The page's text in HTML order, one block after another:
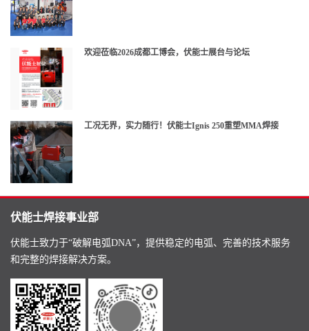
欢迎莅临2026成都工博会，伏能士展台与论坛
工况无界，实力随行！伏能士Ignis 250重塑MMA焊接
伏能士焊接事业部
伏能士致力于“破解电弧DNA”，提供稳定的电弧、完善的技术服务
和完整的焊接解决方案。